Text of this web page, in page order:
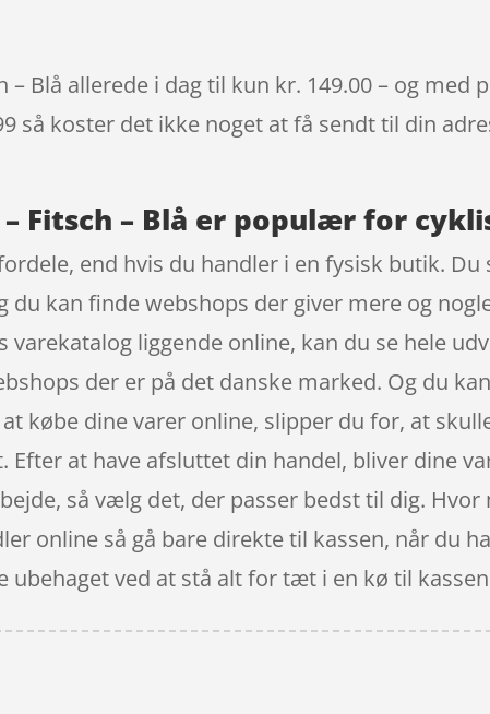
– Blå allerede i dag til kun kr. 149.00 – og
så koster det ikke noget at få sendt til din
– Fitsch – Blå er populær for
end hvis du handler i en fysisk butik.
du kan finde webshops der giver mere og
liggende online, kan du se hele
der er på det danske marked. Og du
købe dine varer online, slipper du for, at
Efter at have afsluttet din handel, bliver dine
så vælg det, der passer bedst til dig. Hvor
online så gå bare direkte til kassen, når du
ubehaget ved at stå alt for tæt i en kø til